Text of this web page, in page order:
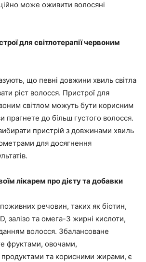
може оживити волосяні
для світлотерапії червоним
що певні довжини хвиль світла
ріст волосся. Пристрої для
світлом можуть бути корисним
прагнете до більш густого волосся.
пристрій з довжинами хвиль
для досягнення
лікарем про дієту та добавки
речовин, таких як біотин,
D, залізо та омега-3 жирні кислоти,
волосся. Збалансоване
фруктами, овочами,
продуктами та корисними жирами, є